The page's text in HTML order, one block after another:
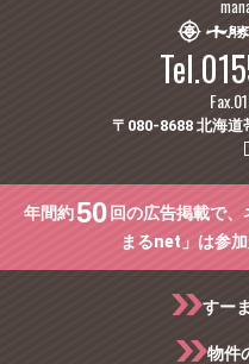
〒080-8688 北海道
年間約50 回の広告掲載で
まるnet」は参
すー
物件